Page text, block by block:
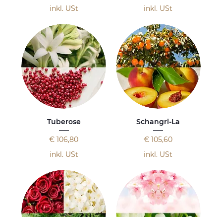
inkl. USt
inkl. USt
Tuberose
Preis
€ 106,80
inkl. USt
Schangri-La
Preis
€ 105,60
inkl. USt